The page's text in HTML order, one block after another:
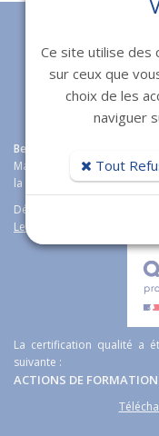
Bexter
Marseille, Fréjus et Nice
la solution e-commerce
Découvrez aussi notre
Lesty
La certification qualité a
suivante :
ACTIONS DE FORMATION
Ce site utilise des
sur ceux que
choix de les
naviguer
Tout